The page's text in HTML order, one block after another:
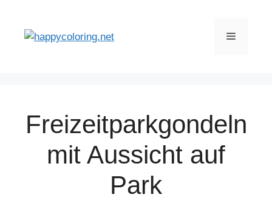
springen
Menü
Freizeitparkgondeln
mit Aussicht auf
Park